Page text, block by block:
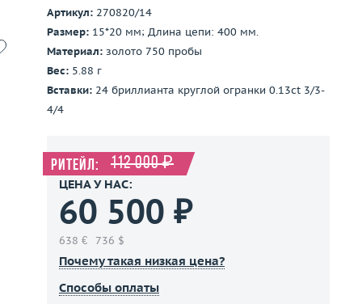
Показать все
Артикул: 270820/14
Размер: 15*20 мм; Длина цепи: 400 мм.
Материал: золото 750 пробы
Вес: 5.88 г
Вставки: 24 бриллианта круглой огранки 0.13ct 3/3-
4/4
Ритейл: 112 000 ₽
ЦЕНА У НАС:
60 500 ₽
638 € 736 $
Почему такая низкая цена?
Способы оплаты